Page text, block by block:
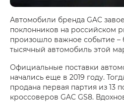
Автомобили бренда GAC
поклонников на российском
произошло важное событие –
тысячный автомобиль этой
Официальные поставки
начались еще в 2019 году.
продана первая партия из 13
кроссоверов GAC GS8.